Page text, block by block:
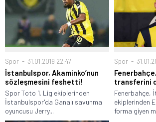
Spor 31.01.2019 22:47
İstanbulspor, Akaminko’nun
sözleşmesini feshetti!
Spor Toto 1. Lig ekiplerinden
İstanbulspor'da Ganalı savunma
oyuncusu Jerry...
Spor
transferini
Fenerbahçe,
ekiplerinden
forma giyen